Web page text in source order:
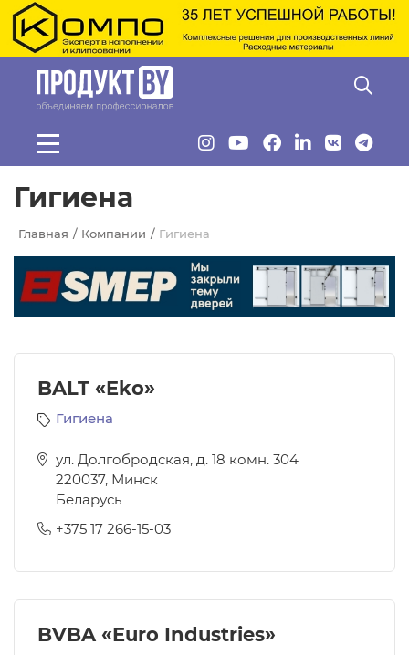
Перейти к основному содержанию
Гигиена
Главная Компании Гигиена
BALT «Eko»
Гигиена
ул. Долгобродская, д. 18 комн. 304
220037, Минск
Беларусь
+375 17 266-15-03
BVBA «Euro Industries»